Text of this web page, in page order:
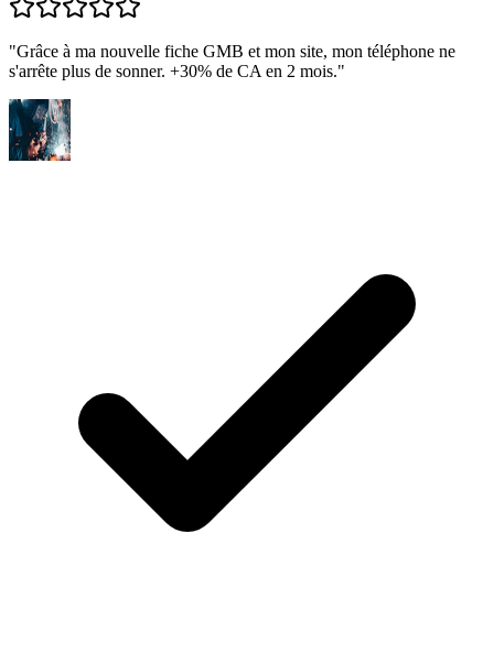
"Grâce à ma nouvelle fiche GMB et mon site, mon téléphone ne
s'arrête plus de sonner. +30% de CA en 2 mois."